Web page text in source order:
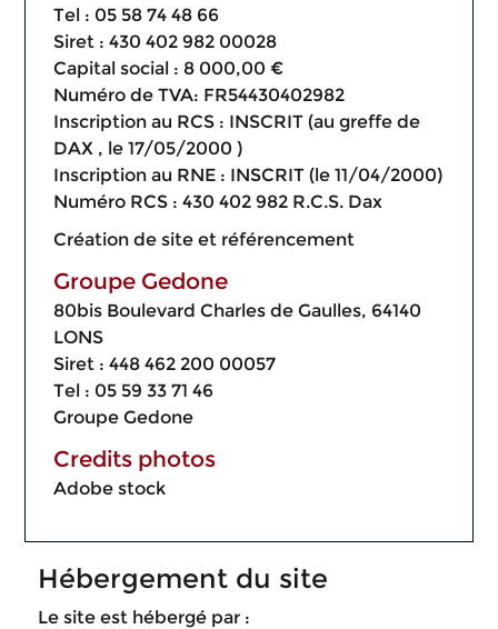
Tel : 05 58 74 48 66
Siret : 430 402 982 00028
Capital social : 8 000,00 €
Numéro de TVA: FR54430402982
Inscription au RCS : INSCRIT (au greffe de
DAX , le 17/05/2000 )
Inscription au RNE : INSCRIT (le 11/04/2000)
Numéro RCS : 430 402 982 R.C.S. Dax
Création de site et référencement
Groupe Gedone
80bis Boulevard Charles de Gaulles, 64140
LONS
Siret : 448 462 200 00057
Tel : 05 59 33 71 46
Groupe Gedone
Credits photos
Adobe stock
Hébergement du site
Le site est hébergé par :